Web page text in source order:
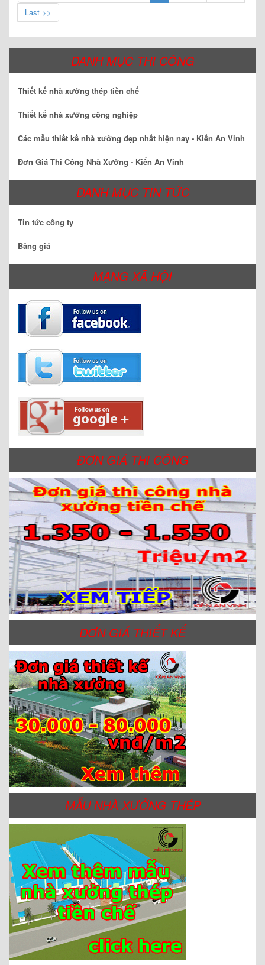
Last >>
DANH MỤC THI CÔNG
Thiết kế nhà xưởng thép tiền chế
Thiết kế nhà xưởng công nghiệp
Các mẫu thiết kế nhà xưởng đẹp nhất hiện nay - Kiến An Vinh
Đơn Giá Thi Công Nhà Xưởng - Kiến An Vinh
DANH MỤC TIN TỨC
Tin tức công ty
Bảng giá
MẠNG XÃ HỘI
ĐƠN GIÁ THI CÔNG
ĐƠN GIÁ THIẾT KẾ
MẪU NHÀ XƯỞNG THÉP